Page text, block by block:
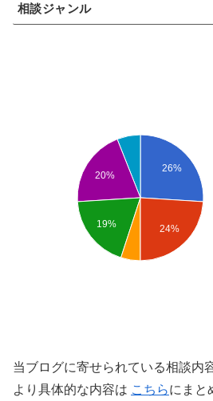
相談ジャンル
26%
20%
19% 24%
当ブログに寄せられている相談内
より具体的な内容は こちらにまと